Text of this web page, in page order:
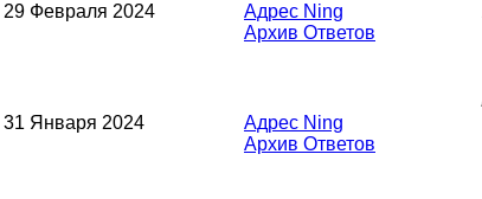
29 Февраля 2024
Адрес Ning
Архив Ответов
31 Января 2024
Адрес Ning
Архив Ответов